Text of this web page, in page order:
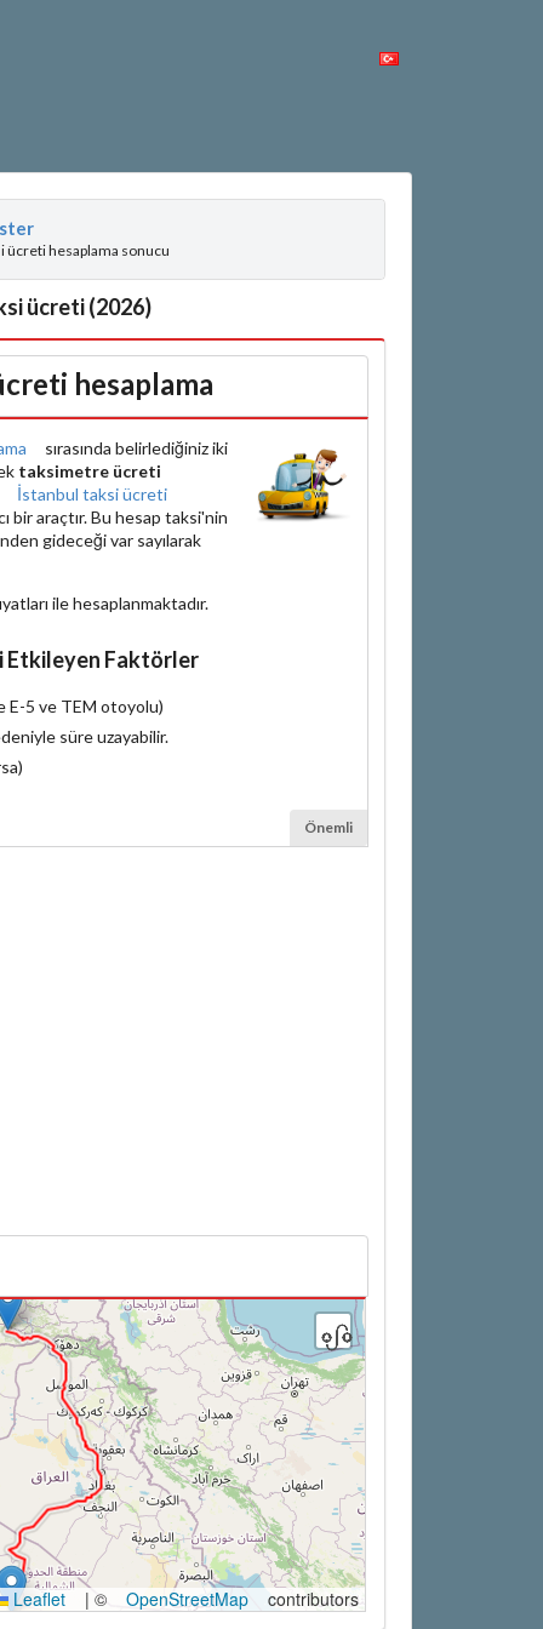
ücreti hesaplama sonucu
ücreti (2026)
hesaplama
sırasında belirlediğiniz iki
taksimetre ücreti
İstanbul taksi ücreti
bir araçtır. Bu hesap taksi'nin
gideceği var sayılarak
ile hesaplanmaktadır.
Etkileyen Faktörler
E-5 ve TEM otoyolu)
süre uzayabilir.
Önemli
Leaflet | © OpenStreetMap contributors